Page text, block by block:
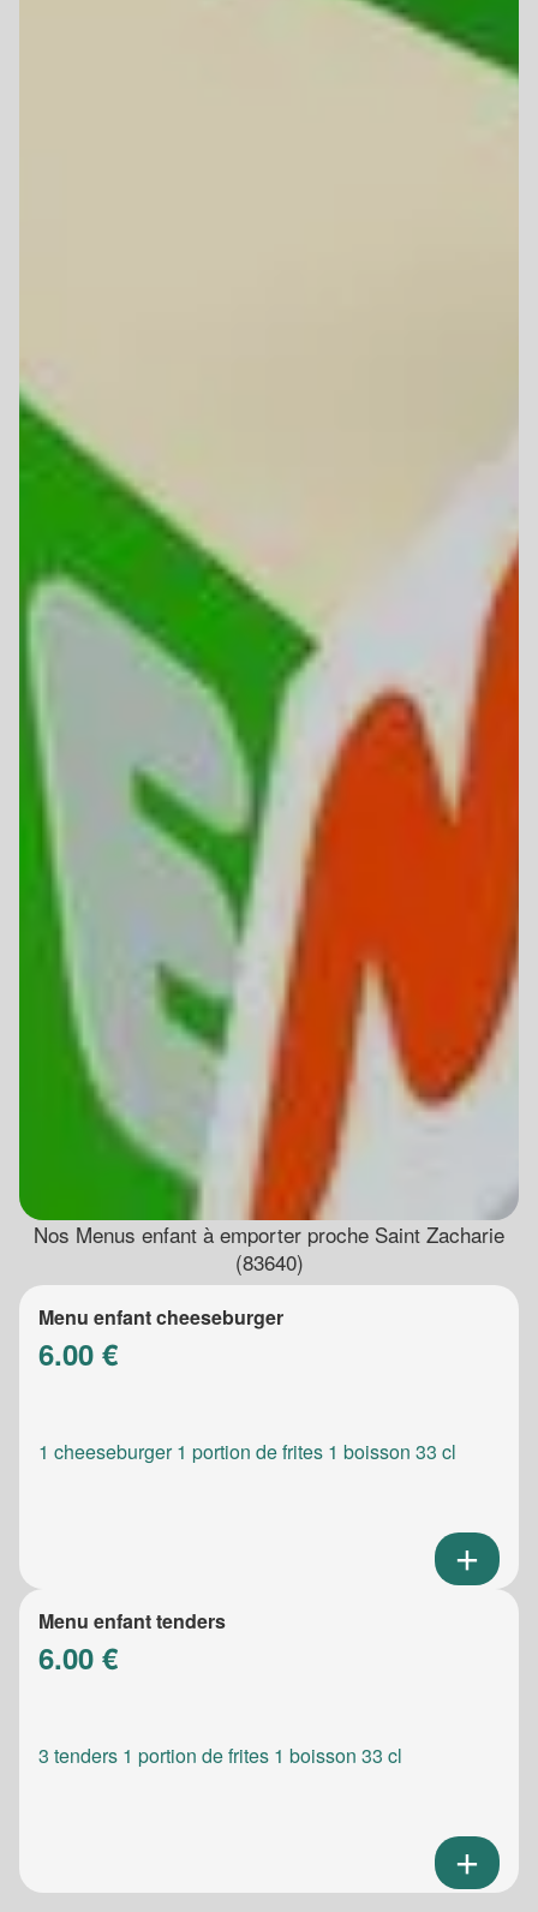
Nos Menus enfant à emporter proche Saint Zacharie
(83640)
Menu enfant cheeseburger
6.00 €
1 cheeseburger 1 portion de frites 1 boisson 33 cl
Menu enfant tenders
6.00 €
3 tenders 1 portion de frites 1 boisson 33 cl